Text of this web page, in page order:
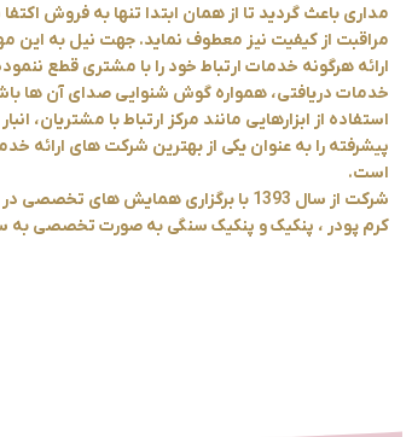
پنکیک ابریشمی دوکارهکرم پودر فشرده دوال
کرم پودر فشرده
مداری باعث گردید تا از همان ابتدا تنها به فروش
مراقبت از کیفیت نیز معطوف نماید. جهت نیل به این
ارائه هرگونه خدمات ارتباط خود را با مشتری قطع
خدمات دریافتی، همواره گوش شنوایی صدای آن ها
استفاده از ابزارهایی مانند مرکز ارتباط با مشتریان،
پیشرفته را به عنوان یکی از بهترین شرکت های
است.
شرکت از سال 1393 با برگزاری همایش
کرم پودر ، پنکیک و پنکیک سنگی به صورت تخصصی به